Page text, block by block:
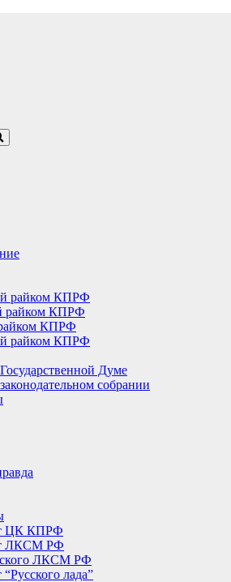
райком КПРФ
райком КПРФ
КПРФ
райком КПРФ
Думе
собрании
ЦК КПРФ
ЛКСМ РФ
ЛКСМ РФ
лада”